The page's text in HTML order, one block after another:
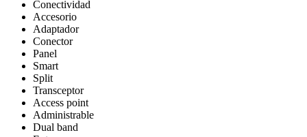
Conectividad
Accesorio
Adaptador
Conector
Panel
Smart
Split
Transceptor
Access point
Administrable
Dual band